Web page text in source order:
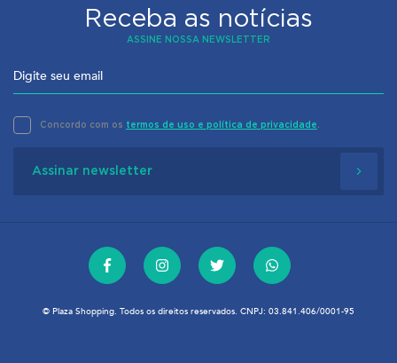
Receba as notícias
ASSINE NOSSA NEWSLETTER
Concordo com os termos de uso e política de privacidade .
Assinar newsletter
© Plaza Shopping. Todos os direitos reservados. CNPJ: 03.841.406/0001-95